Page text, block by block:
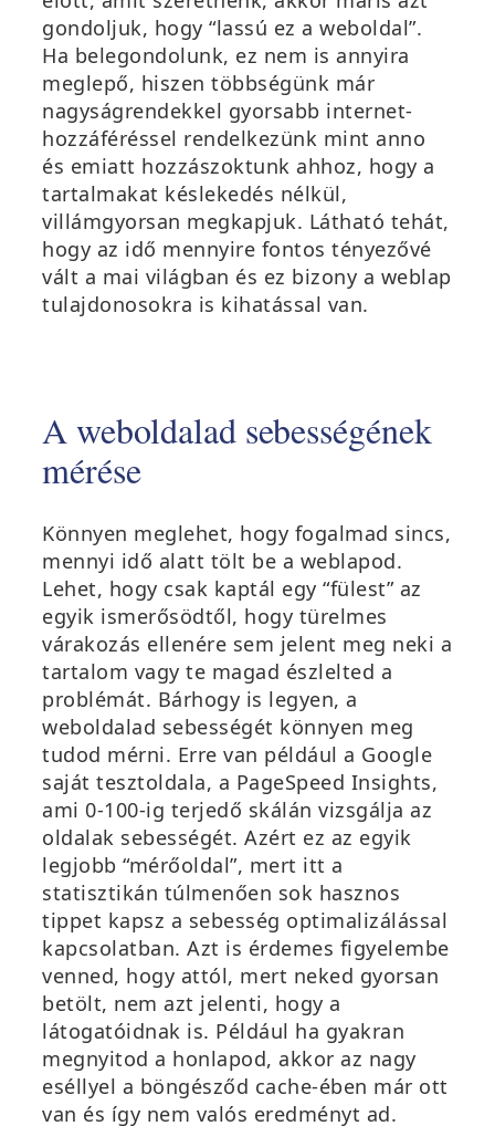
gondoljuk, hogy “lassú ez a weboldal”.
Ha belegondolunk, ez nem is annyira
meglepő, hiszen többségünk már
nagyságrendekkel gyorsabb internet-
hozzáféréssel rendelkezünk mint anno
és emiatt hozzászoktunk ahhoz, hogy a
tartalmakat késlekedés nélkül,
villámgyorsan megkapjuk. Látható tehát,
hogy az idő mennyire fontos tényezővé
vált a mai világban és ez bizony a weblap
tulajdonosokra is kihatással van.
A weboldalad sebességének
mérése
Könnyen meglehet, hogy fogalmad sincs,
mennyi idő alatt tölt be a weblapod.
Lehet, hogy csak kaptál egy “fülest” az
egyik ismerősödtől, hogy türelmes
várakozás ellenére sem jelent meg neki a
tartalom vagy te magad észlelted a
problémát. Bárhogy is legyen, a
weboldalad sebességét könnyen meg
tudod mérni. Erre van például a Google
saját tesztoldala, a PageSpeed Insights,
ami 0-100-ig terjedő skálán vizsgálja az
oldalak sebességét. Azért ez az egyik
legjobb “mérőoldal”, mert itt a
statisztikán túlmenően sok hasznos
tippet kapsz a sebesség optimalizálással
kapcsolatban. Azt is érdemes figyelembe
venned, hogy attól, mert neked gyorsan
betölt, nem azt jelenti, hogy a
látogatóidnak is. Például ha gyakran
megnyitod a honlapod, akkor az nagy
eséllyel a böngésződ cache-ében már ott
van és így nem valós eredményt ad.